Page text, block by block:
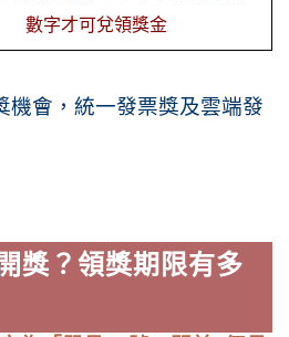
數字才可兌領獎金
機會，統一發票獎及雲端發
獎？領獎期限有多